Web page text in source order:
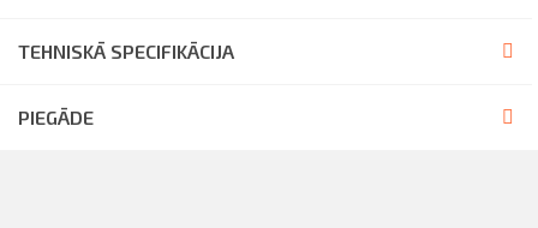
TEHNISKĀ SPECIFIKĀCIJA
PIEGĀDE